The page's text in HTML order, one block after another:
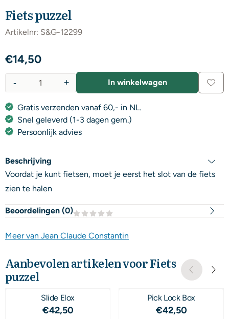
Fiets puzzel
Artikelnr: S&G-12299
€14,50
+
- In winkelwagen
Gratis verzenden vanaf 60,- in NL.
Snel geleverd (1-3 dagen gem.)
Persoonlijk advies
Beschrijving
Voordat je kunt fietsen, moet je eerst het slot van de fiets
zien te halen
Beoordelingen (0)
Meer van Jean Claude Constantin
Aanbevolen artikelen voorFiets
puzzel
Slide Elox
Prijs: 42,50
€42,50
Pick Lock Box
Prijs: 42,50
€42,50